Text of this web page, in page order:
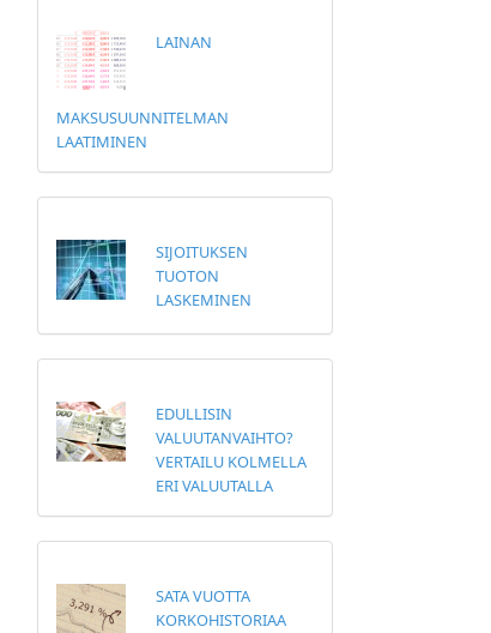
LAINAN
MAKSUSUUNNITELMAN
LAATIMINEN
SIJOITUKSEN
TUOTON
LASKEMINEN
EDULLISIN
VALUUTANVAIHTO?
VERTAILU KOLMELLA
ERI VALUUTALLA
SATA VUOTTA
KORKOHISTORIAA